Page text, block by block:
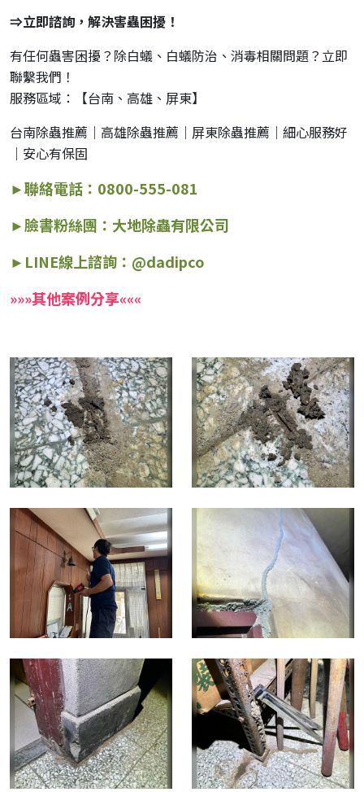
⇒立即諮詢，解決害蟲困擾！
有任何蟲害困擾？除白蟻、白蟻防治、消毒相關問題？立即
聯繫我們！
服務區域：【台南、高雄、屏東】
台南除蟲推薦｜高雄除蟲推薦｜屏東除蟲推薦｜細心服務好
｜安心有保固
►聯絡電話：0800-555-081
►臉書粉絲團：大地除蟲有限公司
►LINE線上諮詢：@dadipco
»»»其他案例分享«««